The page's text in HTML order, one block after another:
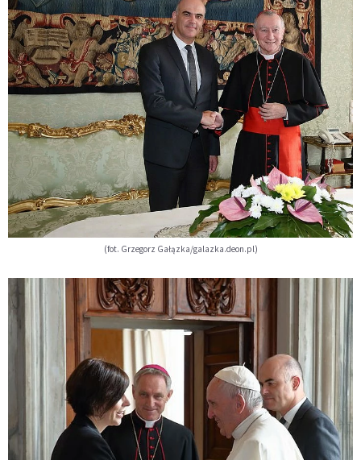
(fot. Grzegorz Gałązka/galazka.deon.pl)